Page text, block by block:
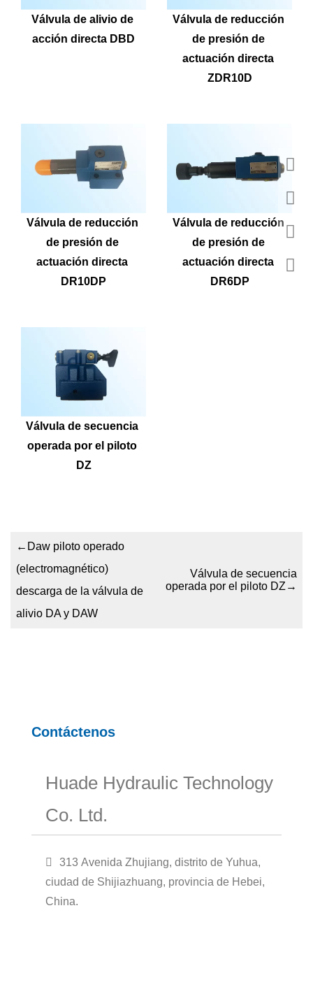
Válvula de alivio de
acción directa DBD
Válvula de reducción
de presión de
actuación directa
ZDR10D
Válvula de reducción
de presión de
actuación directa
DR10DP
Válvula de reducción
de presión de
actuación directa
DR6DP
Válvula de secuencia
operada por el piloto
DZ
← Daw piloto operado
(electromagnético)
descarga de la válvula de
alivio DA y DAW
Válvula de secuencia
operada por el piloto DZ→
Contáctenos
Huade Hydraulic Technology
Co. Ltd.
313 Avenida Zhujiang, distrito de Yuhua,
ciudad de Shijiazhuang, provincia de Hebei,
China.